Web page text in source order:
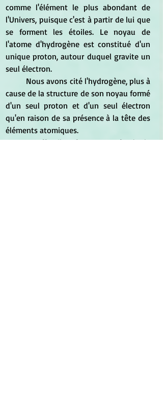
comme l'élément le plus abondant de
l'Univers, puisque c'est à partir de lui que
se forment les étoiles. Le noyau de
l'atome d'hydrogène est constitué d'un
unique proton, autour duquel gravite un
seul électron.
cause de la structure de son noyau formé
d'un seul proton et d'un seul électron
qu'en raison de sa présence à la tête des
éléments atomiques.
	En effet, il ne faut pas confondre le